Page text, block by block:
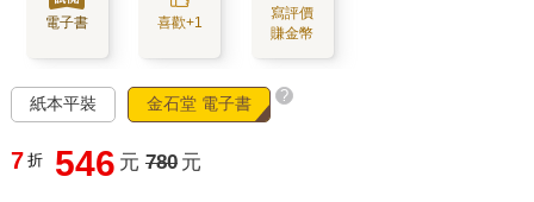
電子書 喜歡+1
寫評價
賺金幣
紙本平裝 金石堂 電子書 ?
7 折 546 元 780 元